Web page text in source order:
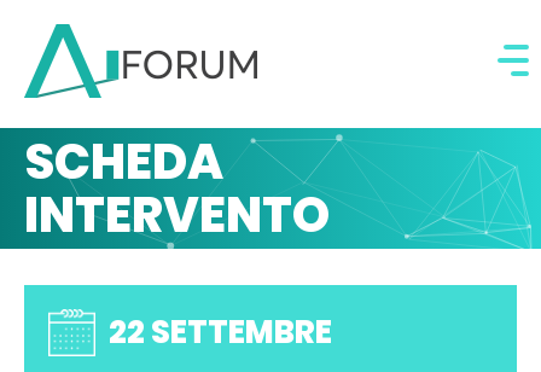
SCHEDA
INTERVENTO
22 SETTEMBRE